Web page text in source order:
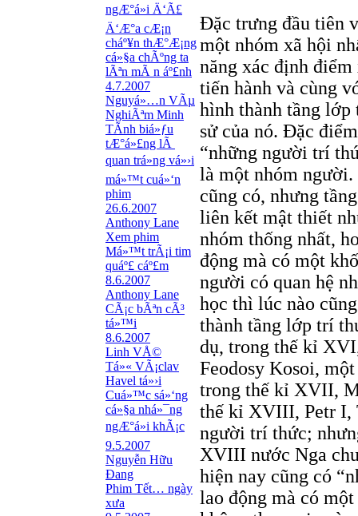
ngÆ°á»i Ä‘Ã£
Ä‘Æ°a cÆ¡n
cháº¥n thÆ°Æ¡ng
cá»§a chÃºng ta
lÃªn mÃ n áº£nh
4.7.2007
Nguyá»…n VÃµ
NghiÃªm Minh
TÃ­nh biá»ƒu
tÆ°á»£ng lÃ
quan trá»ng vá»›i
má»™t cuá»‘n
phim
26.6.2007
Anthony Lane
Xem phim
Má»™t trÃ¡i tim
quáº£ cáº£m
8.6.2007
Anthony Lane
CÃ¡c bÃªn cÃ³
tá»™i
8.6.2007
Linh VÅ©
Tá»« VÃ¡clav
Havel tá»›i
Cuá»™c sá»‘ng
cá»§a nhá»¯ng
ngÆ°á»i khÃ¡c
9.5.2007
Nguyễn Hữu
Đang
Phim Tết… ngày
xưa
Đặc trưng đầu tiên
một nhóm xã hội
năng xác định
tiến hành và cùng
hình thành tầng
sử của nó. Đặc
“những người trí
là một nhóm
cũng có, nhưng
liên kết mật thiết
nhóm thống nhất,
động mà có một
người có quan hệ
học thì lúc nào
thành tầng lớp trí
dụ, trong thế kỉ
Feodosy Kosoi,
trong thế kỉ XVII,
thế kỉ XVIII, Petr I,
người trí thức;
XVIII nước Nga
hiện nay cũng có
lao động mà có